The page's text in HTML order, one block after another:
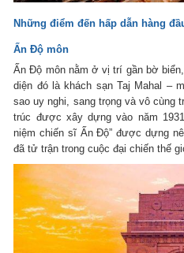
Những điểm đến hấp dẫn hàng
Ấn Độ môn
Ấn Độ môn nằm ở vị trí gần bờ
diện đó là khách sạn Taj Mahal –
sao uy nghi, sang trọng và vô cùng
trúc được xây dựng vào năm
niệm chiến sĩ Ấn Độ” được dựng
đã tử trận trong cuộc đại chiến thế